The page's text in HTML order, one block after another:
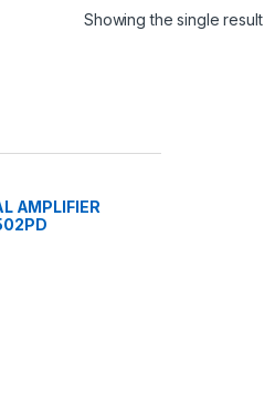
Showing the single result
AMPLIFIER